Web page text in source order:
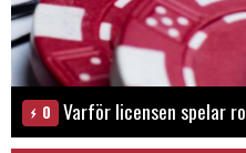
0 Varför licensen spelar